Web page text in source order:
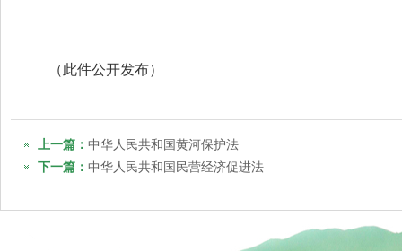
（此件公开发布）
上一篇： 中华人民共和国黄河保护法
下一篇： 中华人民共和国民营经济促进法